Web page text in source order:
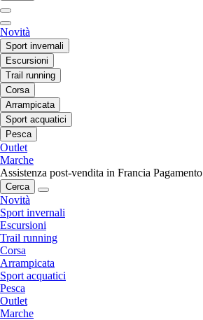
Novità
Sport invernali
Escursioni
Trail running
Corsa
Arrampicata
Sport acquatici
Pesca
Outlet
Marche
Assistenza post-vendita in Francia
Cerca
Novità
Sport invernali
Escursioni
Trail running
Corsa
Arrampicata
Sport acquatici
Pesca
Outlet
Marche